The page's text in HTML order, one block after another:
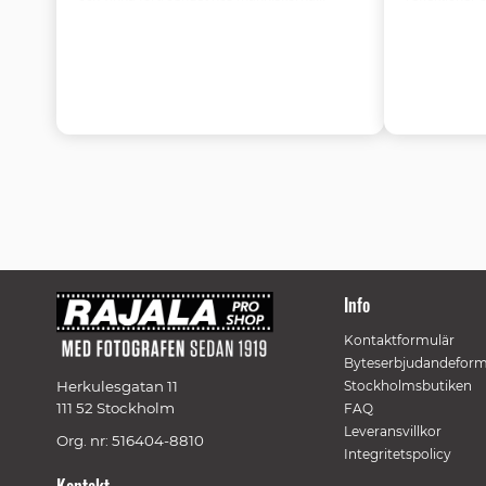
Herkulesgatan 11
111 52 Stockholm
Org. nr: 516404-8810
Info
Kontaktformulär
Stockholmsbutiken
FAQ
Leveransvillkor
Integritetspolicy